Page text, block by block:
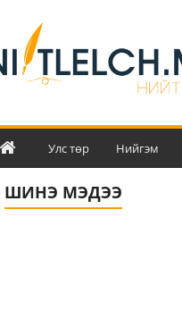
Улс төр Нийгэм
ШИНЭ МЭДЭЭ